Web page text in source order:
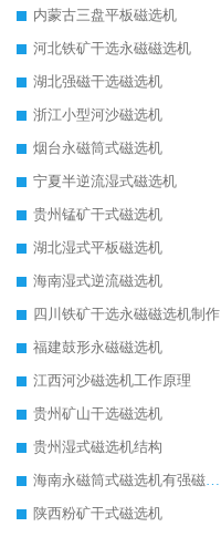
内蒙古三盘平板磁选机
河北铁矿干选永磁磁选机
湖北强磁干选磁选机
浙江小型河沙磁选机
烟台永磁筒式磁选机
宁夏半逆流湿式磁选机
贵州锰矿干式磁选机
湖北湿式平板磁选机
海南湿式逆流磁选机
四川铁矿干选永磁磁选机制作
福建鼓形永磁磁选机
江西河沙磁选机工作原理
贵州矿山干选磁选机
贵州湿式磁选机结构
海南永磁筒式磁选机有强磁的吗
陕西粉矿干式磁选机